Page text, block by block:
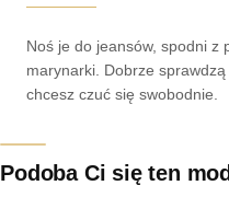
Noś je do jeansów, spodni z
marynarki. Dobrze
chcesz czuć się swobodnie.
Podoba Ci się ten